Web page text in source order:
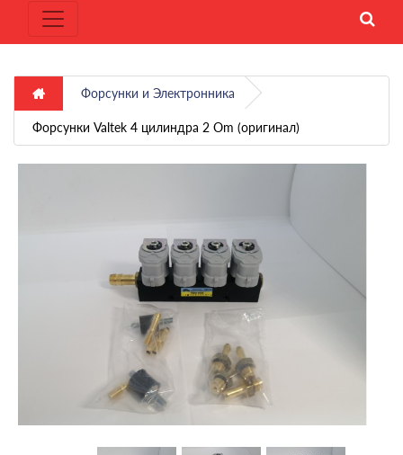
Форсунки и Электронника
Форсунки Valtek 4 цилиндра 2 Om (оригинал)